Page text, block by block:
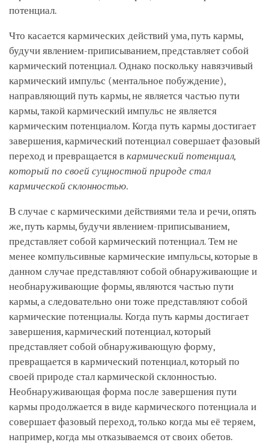
потенциал.
Что касается кармических действий ума, путь кармы,
будучи явлением-приписыванием, представляет собой
кармический потенциал. Однако поскольку навязчивый
кармический импульс (ментальное побуждение),
направляющий путь кармы, не является частью пути
кармы, такой кармический импульс не является
кармическим потенциалом. Когда путь кармы достигает
завершения, кармический потенциал совершает фазовый
переход и превращается в кармический потенциал,
который по своей сущностной природе стал
кармической склонностью.
В случае с кармическими действиями тела и речи, опять
же, путь кармы, будучи явлением-приписыванием,
представляет собой кармический потенциал. Тем не
менее компульсивные кармические импульсы, которые в
данном случае представляют собой обнаруживающие и
необнаруживающие формы, являются частью пути
кармы, а следовательно они тоже представляют собой
кармические потенциалы. Когда путь кармы достигает
завершения, кармический потенциал, который
представляет собой обнаруживающую форму,
превращается в кармический потенциал, который по
своей природе стал кармической склонностью.
Необнаруживающая форма после завершения пути
кармы продолжается в виде кармического потенциала и
совершает фазовый переход, только когда мы её теряем,
например, когда мы отказываемся от своих обетов.